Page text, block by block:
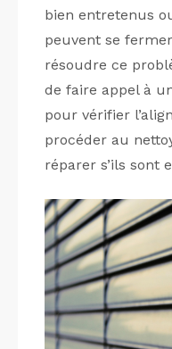
bien entretenus
peuvent se
résoudre ce
de faire appel à
pour vérifier
procéder au
réparer s’ils sont